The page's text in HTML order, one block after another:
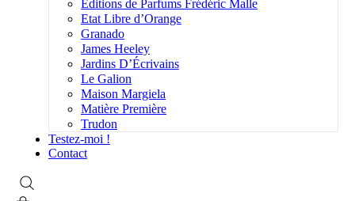
Editions de Parfums Frédéric Malle
Etat Libre d’Orange
Granado
James Heeley
Jardins D’Écrivains
Le Galion
Maison Margiela
Matière Première
Trudon
Testez-moi !
Contact